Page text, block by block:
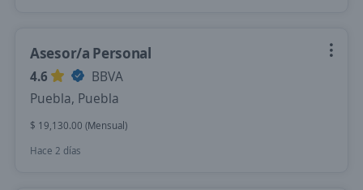
Asesor/a Personal
4.6
BBVA
Puebla, Puebla
$ 19,130.00 (Mensual)
Hace 2 días